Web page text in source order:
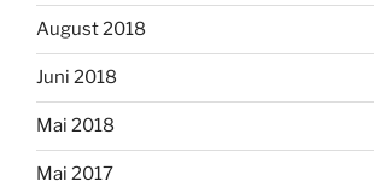
August 2018
Juni 2018
Mai 2018
Mai 2017